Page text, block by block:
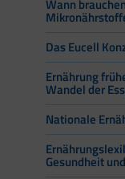
Wann
Das Eucell
Ernährung
Wandel der
Nationale
Gesundheit